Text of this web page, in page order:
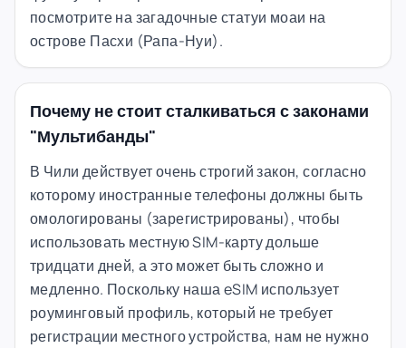
посмотрите на загадочные статуи моаи на
острове Пасхи (Рапа-Нуи).
Почему не стоит сталкиваться с законами
"Мультибанды"
В Чили действует очень строгий закон, согласно
которому иностранные телефоны должны быть
омологированы (зарегистрированы), чтобы
использовать местную SIM-карту дольше
тридцати дней, а это может быть сложно и
медленно. Поскольку наша eSIM использует
роуминговый профиль, который не требует
регистрации местного устройства, нам не нужно